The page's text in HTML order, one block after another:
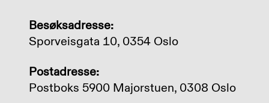
Besøksadresse:
Sporveisgata 10, 0354 Oslo
Postadresse:
Postboks 5900 Majorstuen, 0308 Oslo